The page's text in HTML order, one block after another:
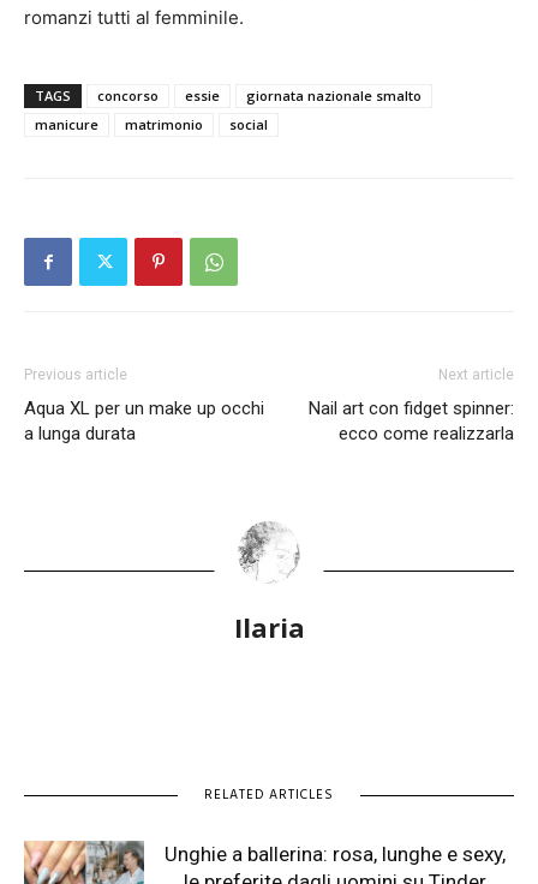
romanzi tutti al femminile.
TAGS concorso essie
giornata nazionale smalto
manicure
matrimonio social
Previous article
Aqua XL per un make up occhi
a lunga durata
Next article
Nail art con fidget spinner:
ecco come realizzarla
Ilaria
RELATED ARTICLES
Unghie a ballerina: rosa, lunghe e sexy,